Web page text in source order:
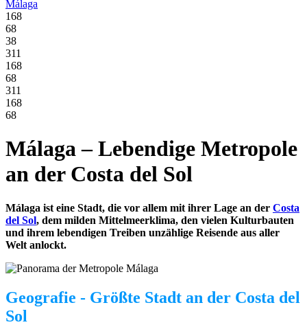
Málaga
168
68
38
311
168
68
311
168
68
Málaga – Lebendige Metropole
an der Costa del Sol
Málaga ist eine Stadt, die vor allem mit ihrer Lage an der Costa
del Sol, dem milden Mittelmeerklima, den vielen Kulturbauten
und ihrem lebendigen Treiben unzählige Reisende aus aller
Welt anlockt.
Geografie - Größte Stadt an der Costa del
Sol